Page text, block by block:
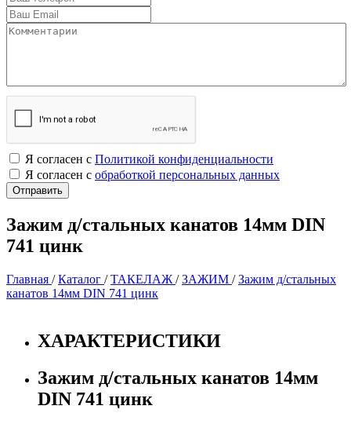
Я согласен с Политикой конфиденциальности
Я согласен с обработкой персональных данных
Зажим д/стальных канатов 14мм DIN
741 цинк
Главная /Каталог /ТАКЕЛАЖ /ЗАЖИМ /Зажим д/стальных
канатов 14мм DIN 741 цинк
ХАРАКТЕРИСТИКИ
Зажим д/стальных канатов 14мм
DIN 741 цинк